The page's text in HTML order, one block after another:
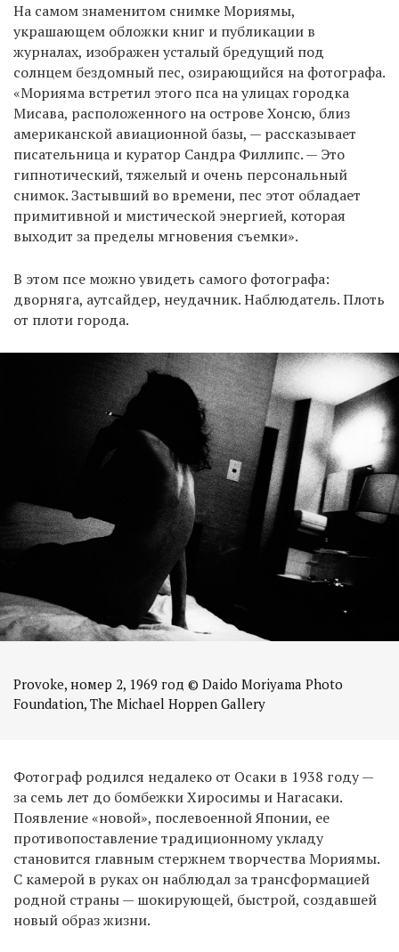
EN
UA
На самом знаменитом снимке Мориямы,
украшающем обложки книг и публикации в
журналах, изображен усталый бредущий под
солнцем бездомный пес, озирающийся на фотографа.
«Морияма встретил этого пса на улицах городка
Мисава, расположенного на острове Хонсю, близ
американской авиационной базы, — рассказывает
писательница и куратор Сандра Филлипс. — Это
гипнотический, тяжелый и очень персональный
снимок. Застывший во времени, пес этот обладает
примитивной и мистической энергией, которая
выходит за пределы мгновения съемки».
В этом псе можно увидеть самого фотографа:
дворняга, аутсайдер, неудачник. Наблюдатель. Плоть
от плоти города.
Provoke, номер 2, 1969 год © Daido Moriyama Photo
Foundation, The Michael Hoppen Gallery
Фотограф родился недалеко от Осаки в 1938 году —
за семь лет до бомбежки Хиросимы и Нагасаки.
Появление «новой», послевоенной Японии, ее
противопоставление традиционному укладу
становится главным стержнем творчества Мориямы.
С камерой в руках он наблюдал за трансформацией
родной страны — шокирующей, быстрой, создавшей
новый образ жизни.